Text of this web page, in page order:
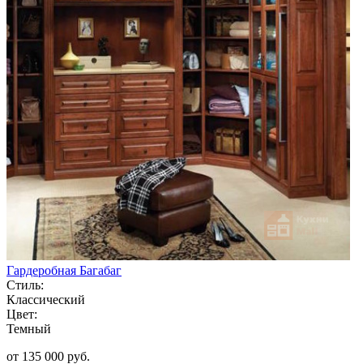
Гардеробная Багабаг
Стиль:
Классический
Цвет:
Темный
от 135 000 руб.